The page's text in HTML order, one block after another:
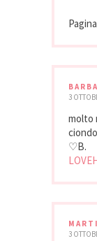
3
molto
♡B.
3